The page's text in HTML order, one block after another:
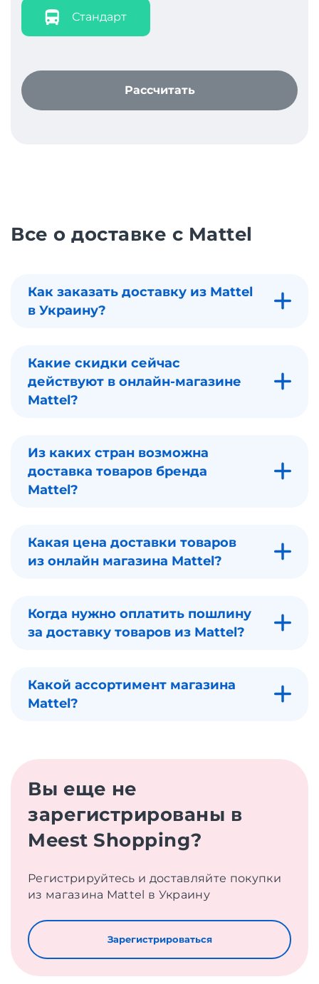
Стандарт
Рассчитать
Все о доставке с Mattel
Как заказать доставку из Mattel
в Украину?
Какие скидки сейчас
действуют в онлайн-магазине
Mattel?
Из каких стран возможна
доставка товаров бренда
Mattel?
Какая цена доставки товаров
из онлайн магазина Mattel?
Когда нужно оплатить пошлину
за доставку товаров из Mattel?
Какой ассортимент магазина
Mattel?
Вы еще не
зарегистрированы в
Meest Shopping?
Регистрируйтесь и доставляйте покупки
из магазина Mattel в Украину
Зарегистрироваться